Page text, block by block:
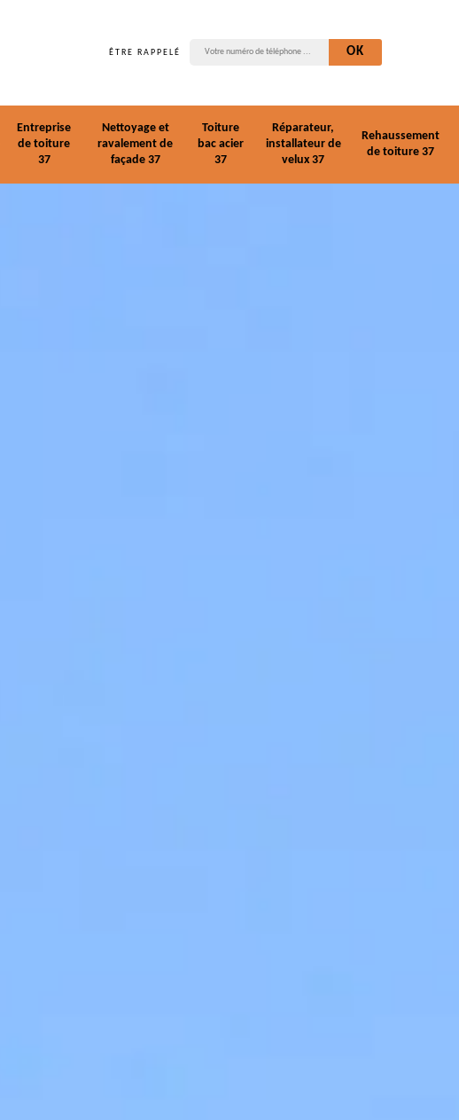
ÊTRE RAPPELÉ
Entreprise
de toiture
37
Nettoyage et
ravalement de
façade 37
Toiture
bac acier
37
Réparateur,
installateur de
velux 37
Rehaussement
de toiture 37